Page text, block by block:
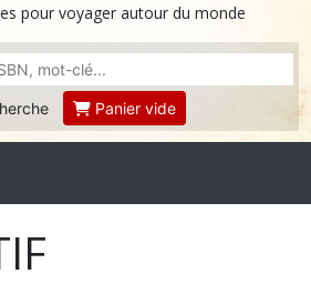
pour voyager autour du monde
Panier vide